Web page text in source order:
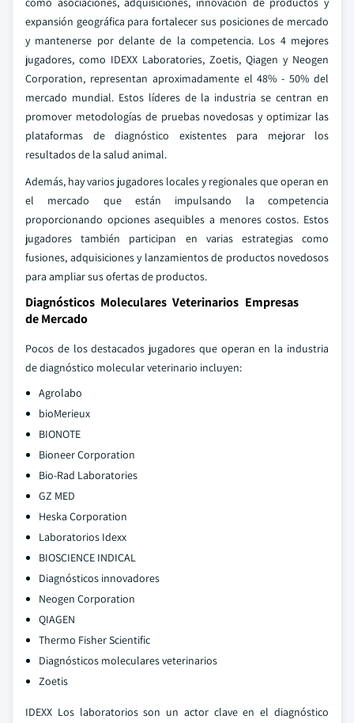
expansión geográfica para fortalecer sus posiciones de mercado
y mantenerse por delante de la competencia. Los 4 mejores
jugadores, como IDEXX Laboratories, Zoetis, Qiagen y Neogen
Corporation, representan aproximadamente el 48% - 50% del
mercado mundial. Estos líderes de la industria se centran en
promover metodologías de pruebas novedosas y optimizar las
plataformas de diagnóstico existentes para mejorar los
resultados de la salud animal.
Además, hay varios jugadores locales y regionales que operan en
el mercado que están impulsando la competencia
proporcionando opciones asequibles a menores costos. Estos
jugadores también participan en varias estrategias como
fusiones, adquisiciones y lanzamientos de productos novedosos
para ampliar sus ofertas de productos.
Diagnósticos Moleculares Veterinarios Empresas
de Mercado
Pocos de los destacados jugadores que operan en la industria
de diagnóstico molecular veterinario incluyen:
Agrolabo
bioMerieux
BIONOTE
Bioneer Corporation
Bio-Rad Laboratories
GZ MED
Heska Corporation
Laboratorios Idexx
BIOSCIENCE INDICAL
Diagnósticos innovadores
Neogen Corporation
QIAGEN
Thermo Fisher Scientific
Diagnósticos moleculares veterinarios
Zoetis
IDEXX Los laboratorios son un actor clave en el diagnóstico